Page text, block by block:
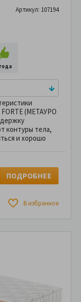
Артикул: 107194
FORTE (МЕТАУРО
контуры тела,
и хорошо
В избранное
ПОДРОБНЕЕ